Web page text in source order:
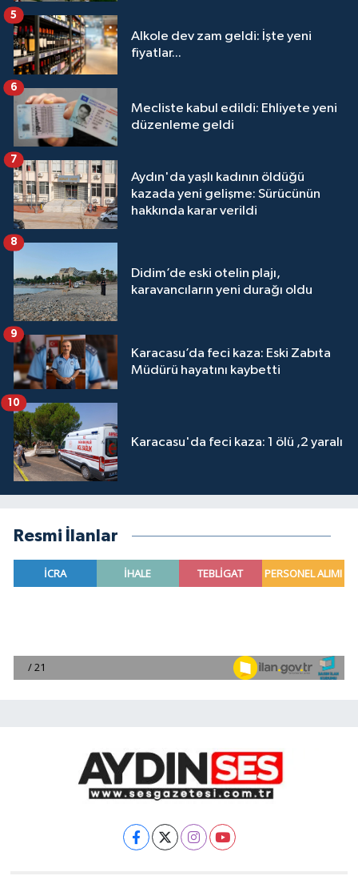
Alkole dev zam geldi: İşte yeni
fiyatlar...
5
Mecliste kabul edildi: Ehliyete yeni
düzenleme geldi
6
Aydın'da yaşlı kadının öldüğü
kazada yeni gelişme: Sürücünün
hakkında karar verildi
7
Didim’de eski otelin plajı,
karavancıların yeni durağı oldu
8
Karacasu’da feci kaza: Eski Zabıta
Müdürü hayatını kaybetti
9
Karacasu'da feci kaza: 1 ölü ,2 yaralı
10
Resmi İlanlar